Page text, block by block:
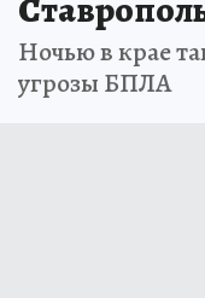
Ночью в крае
угрозы БПЛА